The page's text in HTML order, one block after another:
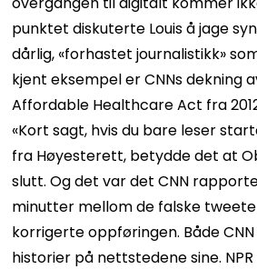
punktet diskuterte Louis å jage
dårlig, «forhastet journalistikk»
kjent eksempel er CNNs dekning
Affordable Healthcare Act fra
«Kort sagt, hvis du bare leser
fra Høyesterett, betydde det at
slutt. Og det var det CNN
minutter mellom de falske
korrigerte oppføringen. Både
historier på nettstedene sine. NPR